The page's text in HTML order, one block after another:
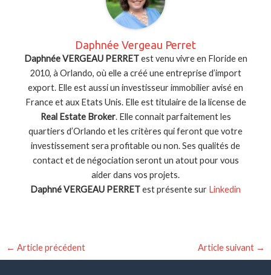
Daphnée Vergeau Perret
Daphnée VERGEAU PERRETest venu vivre en Floride en
2010, à Orlando, où elle a créé une entreprise d’import
export. Elle est aussi un investisseur immobilier avisé en
France et aux Etats Unis. Elle est titulaire de la license de
Real Estate Broker. Elle connait parfaitement les
quartiers d’Orlando et les critères qui feront que votre
investissement sera profitable ou non. Ses qualités de
contact et de négociation seront un atout pour vous
aider dans vos projets.
Daphné VERGEAU PERRETest présente sur Linkedin
Navigation
des
← Article précédent Article suivant →